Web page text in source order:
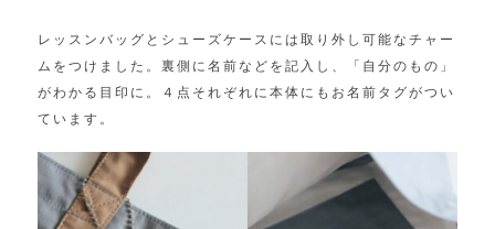
レッスンバッグとシューズケースには取り外し可能なチャー
ムをつけました。裏側に名前などを記入し、「自分のもの」
がわかる目印に。４点それぞれに本体にもお名前タグがつい
ています。